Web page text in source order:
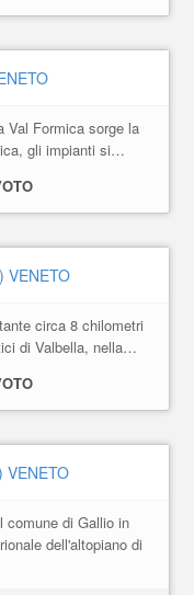
Val Formica sorge la
gli impianti si…
VENETO
circa 8 chilometri
di Valbella, nella…
VENETO
comune di Gallio in
dell'altopiano di